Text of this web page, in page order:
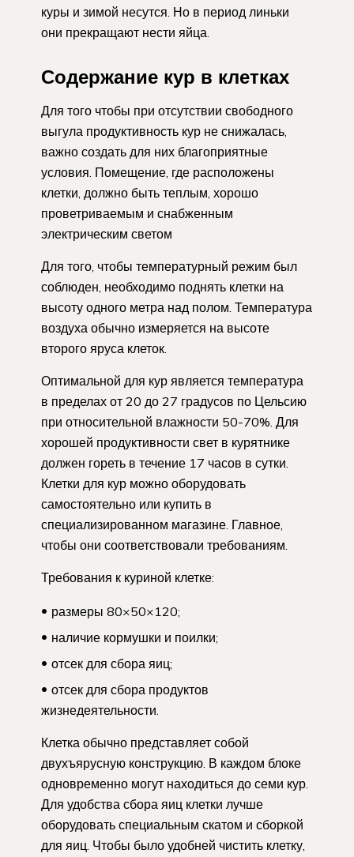
куры и зимой несутся. Но в период линьки
они прекращают нести яйца.
Содержание кур в клетках
Для того чтобы при отсутствии свободного
выгула продуктивность кур не снижалась,
важно создать для них благоприятные
условия. Помещение, где расположены
клетки, должно быть теплым, хорошо
проветриваемым и снабженным
электрическим светом
Для того, чтобы температурный режим был
соблюден, необходимо поднять клетки на
высоту одного метра над полом. Температура
воздуха обычно измеряется на высоте
второго яруса клеток.
Оптимальной для кур является температура
в пределах от 20 до 27 градусов по Цельсию
при относительной влажности 50-70%. Для
хорошей продуктивности свет в курятнике
должен гореть в течение 17 часов в сутки.
Клетки для кур можно оборудовать
самостоятельно или купить в
специализированном магазине. Главное,
чтобы они соответствовали требованиям.
Требования к куриной клетке:
размеры 80×50×120;
наличие кормушки и поилки;
отсек для сбора яиц;
отсек для сбора продуктов
жизнедеятельности.
Клетка обычно представляет собой
двухъярусную конструкцию. В каждом блоке
одновременно могут находиться до семи кур.
Для удобства сбора яиц клетки лучше
оборудовать специальным скатом и сборкой
для яиц. Чтобы было удобней чистить клетку,